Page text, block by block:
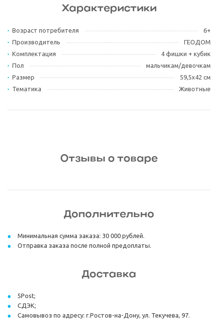
Характеристики
Возраст потребителя
6+
Производитель
ГЕОДОМ
Комплектация
4 фишки + кубик
Пол
мальчикам/девочкам
Размер
59,5х42 см
Тематика
Животные
Отзывы о товаре
Дополнительно
Минимальная сумма заказа: 30 000 рублей.
Отправка заказа после полной предоплаты.
Доставка
5Post;
СДЭК;
Самовывоз по адресу: г.Ростов-на-Дону, ул. Текучева, 97.